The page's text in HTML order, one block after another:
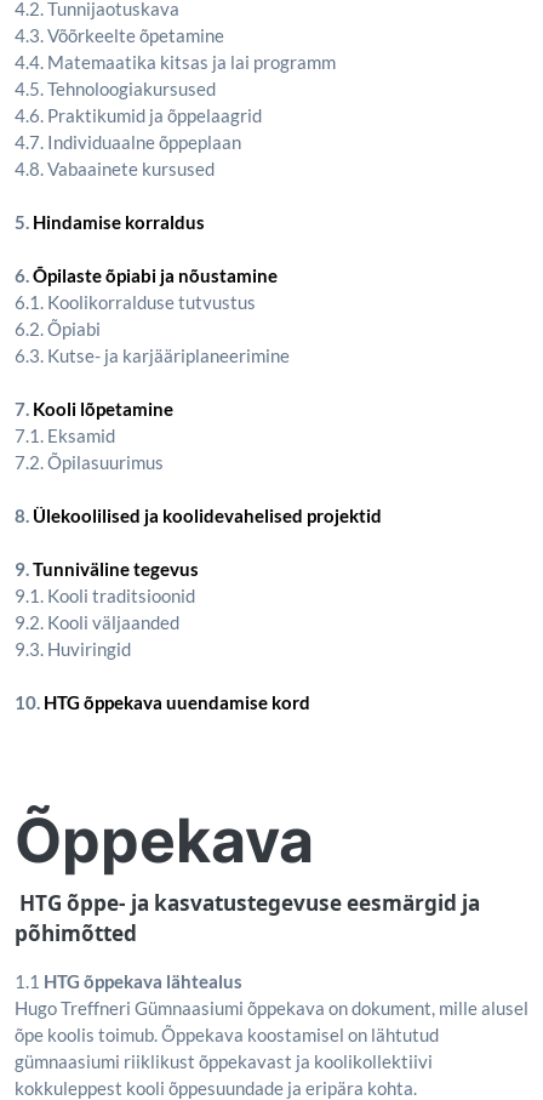
4.2. Tunnijaotuskava
4.3. Võõrkeelte õpetamine
4.4. Matemaatika kitsas ja lai programm
4.5. Tehnoloogiakursused
4.6. Praktikumid ja õppelaagrid
4.7. Individuaalne õppeplaan
4.8. Vabaainete kursused
5. Hindamise korraldus
6.Õpilaste õpiabi ja nõustamine
6.1. Koolikorralduse tutvustus
6.2. Õpiabi
6.3. Kutse- ja karjääriplaneerimine
7. Kooli lõpetamine
7.1. Eksamid
7.2. Õpilasuurimus
8. Ülekoolilised ja koolidevahelised projektid
9.Tunniväline tegevus
9.1. Kooli traditsioonid
9.2. Kooli väljaanded
9.3. Huviringid
10. HTG õppekava uuendamise kord
Õppekava
HTG õppe- ja kasvatustegevuse eesmärgid ja
põhimõtted
1.1 HTG õppekava lähtealus
Hugo Treffneri Gümnaasiumi õppekava on dokument, mille alusel
õpe koolis toimub. Õppekava koostamisel on lähtutud
gümnaasiumi riiklikust õppekavast ja koolikollektiivi
kokkuleppest kooli õppesuundade ja eripära kohta.